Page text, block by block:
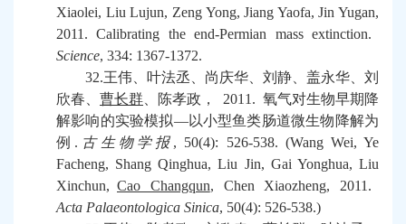
Xiaolei, Liu Lujun, Zeng Yong, Jiang Yaofa, Jin Yugan,
2011. Calibrating the end-Permian mass extinction.
Science, 334: 1367-1372.
32.王伟、叶法丞、尚庆华、刘静、盖永华、刘
欣春、 曹长群 、陈孝政， 2011. 氧气对生物早期降
解影响的实验模拟—以小型鱼类肠道微生物降解为
例 . 古生物学报 , 50(4): 526-538. (Wang Wei, Ye
Facheng, Shang Qinghua, Liu Jin, Gai Yonghua, Liu
Xinchun, Cao Changqun, Chen Xiaozheng, 2011.
Acta Palaeontologica Sinica, 50(4): 526-538.)